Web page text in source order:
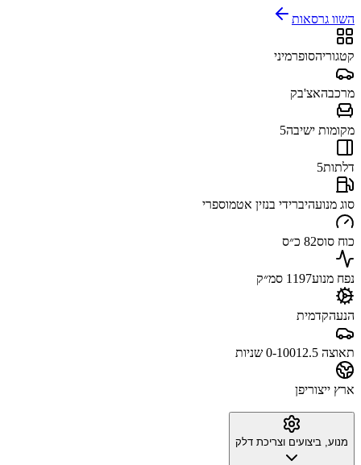
השוו גרסאות
קטגוריהסופרמיני
מרכבהאצ'בק
מקומות ישיבה5
דלתות5
סוג מנועהיברידי בנזין אטמוספרי
כוח סוס82 כ״ס
נפח מנוע1197 סמ״ק
הנעהקדמית
תאוצה 0-100 12.5 שניות
ארץ ייצוריפן
מנוע, ביצועים וצריכת דלק